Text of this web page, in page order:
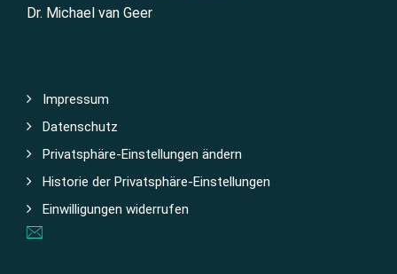
Dr. Michael van Geer
Impressum
Datenschutz
Privatsphäre-Einstellungen ändern
Historie der Privatsphäre-Einstellungen
Einwilligungen widerrufen